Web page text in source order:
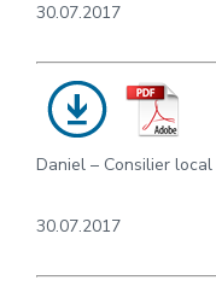
30.07.2017
Daniel – Consilier local
30.07.2017